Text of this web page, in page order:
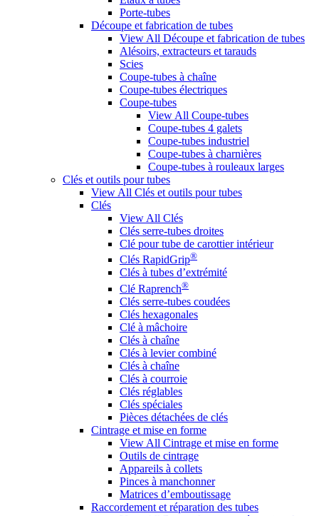
Porte-tubes
Découpe et fabrication de tubes
View All Découpe et fabrication de tubes
Alésoirs, extracteurs et tarauds
Scies
Coupe-tubes à chaîne
Coupe-tubes électriques
Coupe-tubes
View All Coupe-tubes
Coupe-tubes 4 galets
Coupe-tubes industriel
Coupe-tubes à charnières
Coupe-tubes à rouleaux larges
Clés et outils pour tubes
View All Clés et outils pour tubes
Clés
View All Clés
Clés serre-tubes droites
Clé pour tube de carottier intérieur
Clés RapidGrip®
Clés à tubes d’extrémité
Clé Raprench®
Clés serre-tubes coudées
Clés hexagonales
Clé à mâchoire
Clés à chaîne
Clés à levier combiné
Clés à chaîne
Clés à courroie
Clés réglables
Clés spéciales
Pièces détachées de clés
Cintrage et mise en forme
View All Cintrage et mise en forme
Outils de cintrage
Appareils à collets
Pinces à manchonner
Matrices d’emboutissage
Raccordement et réparation des tubes